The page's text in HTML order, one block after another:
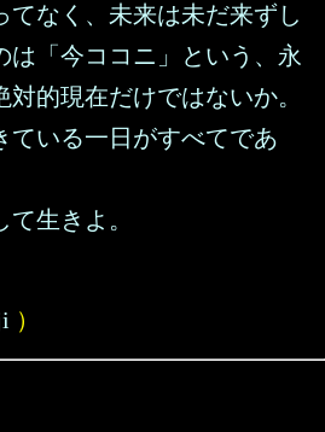
てなく、未来は未だ来ずし
は「今ココニ」という、永
的現在だけではないか。
ている一日がすべてであ
生きよ。
）